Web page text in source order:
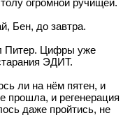
огромной ручищей.
Бен, до завтра.
Питер. Цифры уже
ЭДИТ.
ли на нём пятен, и
прошла, и регенерация
даже пройтись, не